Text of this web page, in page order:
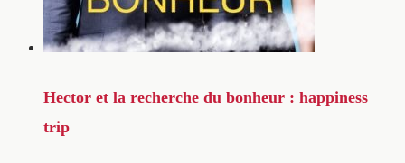
Hector et la recherche du bonheur : happiness
trip